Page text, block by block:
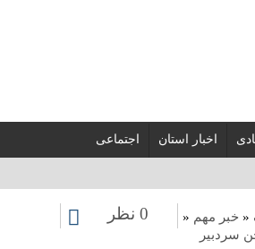
اخبار استان اجتماعی
_
« خبر مهم «
سردبیر
0 نظر